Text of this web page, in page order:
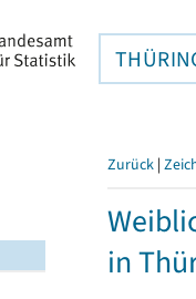
Zurück |
in